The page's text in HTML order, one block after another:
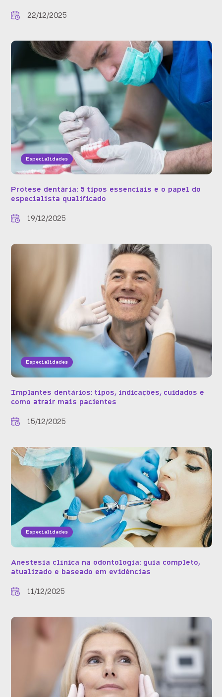
22/12/2025
Especialidades
Prótese dentária: 5 tipos essenciais e o papel do
especialista qualificado
19/12/2025
Especialidades
Implantes dentários: tipos, indicações, cuidados e
como atrair mais pacientes
15/12/2025
Especialidades
Anestesia clínica na odontologia: guia completo,
atualizado e baseado em evidências
11/12/2025